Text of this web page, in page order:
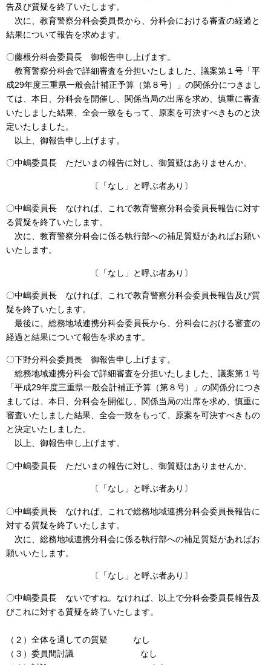
告及び質疑を終了いたします。
次に、教育警察分科会委員長から、分科会における審査の経過と
結果について報告を求めます。
〇藤根分科会委員長 御報告申し上げます。
教育警察分科会で詳細審査を分担いたしました、議案第１号「平
成29年度三重県一般会計補正予算（第８号）」の関係分につきまし
ては、本日、分科会を開催し、関係当局の出席を求め、慎重に審査
いたしました結果、全会一致をもって、原案を可決すべきものと決
定いたしました。
以上、御報告申し上げます。
〇中嶋委員長 ただいまの報告に対し、御質疑はありませんか。
〔「なし」と呼ぶ者あり〕
〇中嶋委員長 なければ、これで教育警察分科会委員長報告に対す
る質疑を終了いたします。
次に、教育警察分科会に係る執行部への補足質疑があればお願い
いたします。
〔「なし」と呼ぶ者あり〕
〇中嶋委員長 なければ、これで教育警察分科会委員長報告及び質
疑を終了いたします。
最後に、総務地域連携分科会委員長から、分科会における審査の
経過と結果について報告を求めます。
〇下野分科会委員長 御報告申し上げます。
総務地域連携分科会で詳細審査を分担いたしました、議案第１号
「平成29年度三重県一般会計補正予算（第８号）」の関係分につき
ましては、本日、分科会を開催し、関係当局の出席を求め、慎重に
審査いたしました結果、全会一致をもって、原案を可決すべきもの
と決定いたしました。
以上、御報告申し上げます。
〇中嶋委員長 ただいまの報告に対し、御質疑はありませんか。
〔「なし」と呼ぶ者あり〕
〇中嶋委員長 なければ、これで総務地域連携分科会委員長報告に
対する質疑を終了いたします。
次に、総務地域連携分科会に係る執行部への補足質疑があればお
願いいたします。
〔「なし」と呼ぶ者あり〕
〇中嶋委員長 ないですね。なければ、以上で分科会委員長報告及
びこれに対する質疑を終了いたします。
（２）全体を通しての質疑 なし
（３）委員間討議 なし